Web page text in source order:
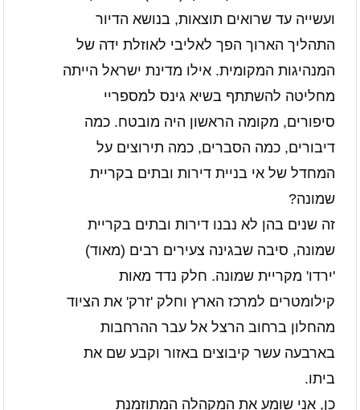
ועשייה עד שרואים תוצאות, בנושא הדיור
התהליך הארוך הפך לאליבי לאוזלת ידה של
המנהיגות המקומית. אילו מדינת ישראל הייתה
מחליטה להשתתף בשיא גינס למספריי
סיפורים, מקומה הראשון היה מובטח. כמה
דיבורים, כמה הסברים, כמה תירוצים על
המחדל של אי בניית דירות ובתים בקריית
שמונה?
זה שנים בהן לא נבנו דירות ובתים בקריית
שמונה, סיבה שבגינה צעירים רבים (מאוד)
'ירדו' מקריית שמונה. חלק נדד מאות
קילומטרים למרכז הארץ וחלק 'זרק' את הציוד
מהחלון ברחוב הרצל אל עבר ההרחבות
בארבעה עשר קיבוצים באזור וקבע שם את
ביתו.
כן, אני שומע את המקהלה המתוזמנת